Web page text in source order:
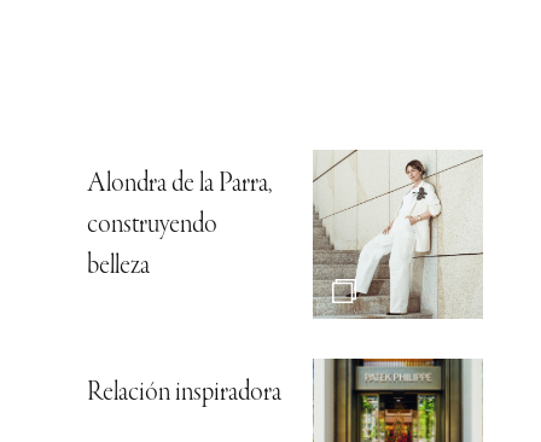
Alondra de la Parra,
construyendo
belleza
Relación inspiradora